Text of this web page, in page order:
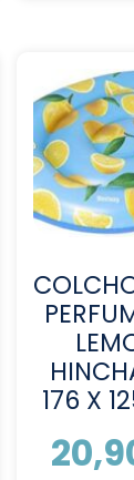
176 X